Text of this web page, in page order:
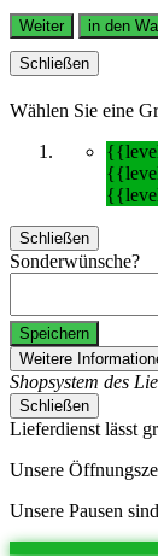
Weiter in den
Schließen
Wählen Sie eine
Schließen
Sonderwünsche?
Speichern
Weitere
Shopsystem des
Schließen
Lieferdienst lässt
Unsere
Unsere Pausen